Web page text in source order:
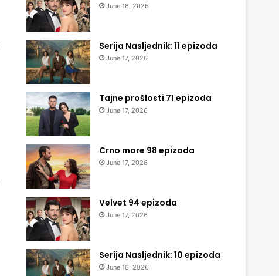
June 18, 2026
Serija Nasljednik: 11 epizoda
June 17, 2026
Tajne prošlosti 71 epizoda
June 17, 2026
Crno more 98 epizoda
June 17, 2026
Velvet 94 epizoda
June 17, 2026
Serija Nasljednik: 10 epizoda
June 16, 2026